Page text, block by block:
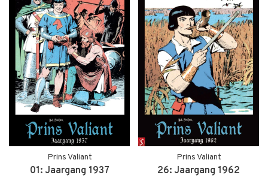
Prins Valiant
01: Jaargang 1937
Prins Valiant
26: Jaargang 1962